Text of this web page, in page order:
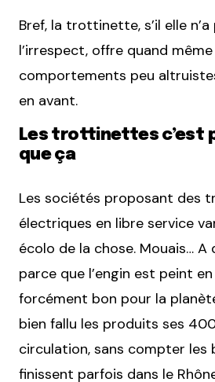
Bref, la trottinette, s’il elle
l’irrespect, offre quand
comportements peu
en avant.
Les trottinettes c’est
que ça
Les sociétés proposant des
électriques en libre service
écolo de la chose. Mouais… A
parce que l’engin est peint
forcément bon pour la
bien fallu les produits ses
circulation, sans compter les
finissent parfois dans le